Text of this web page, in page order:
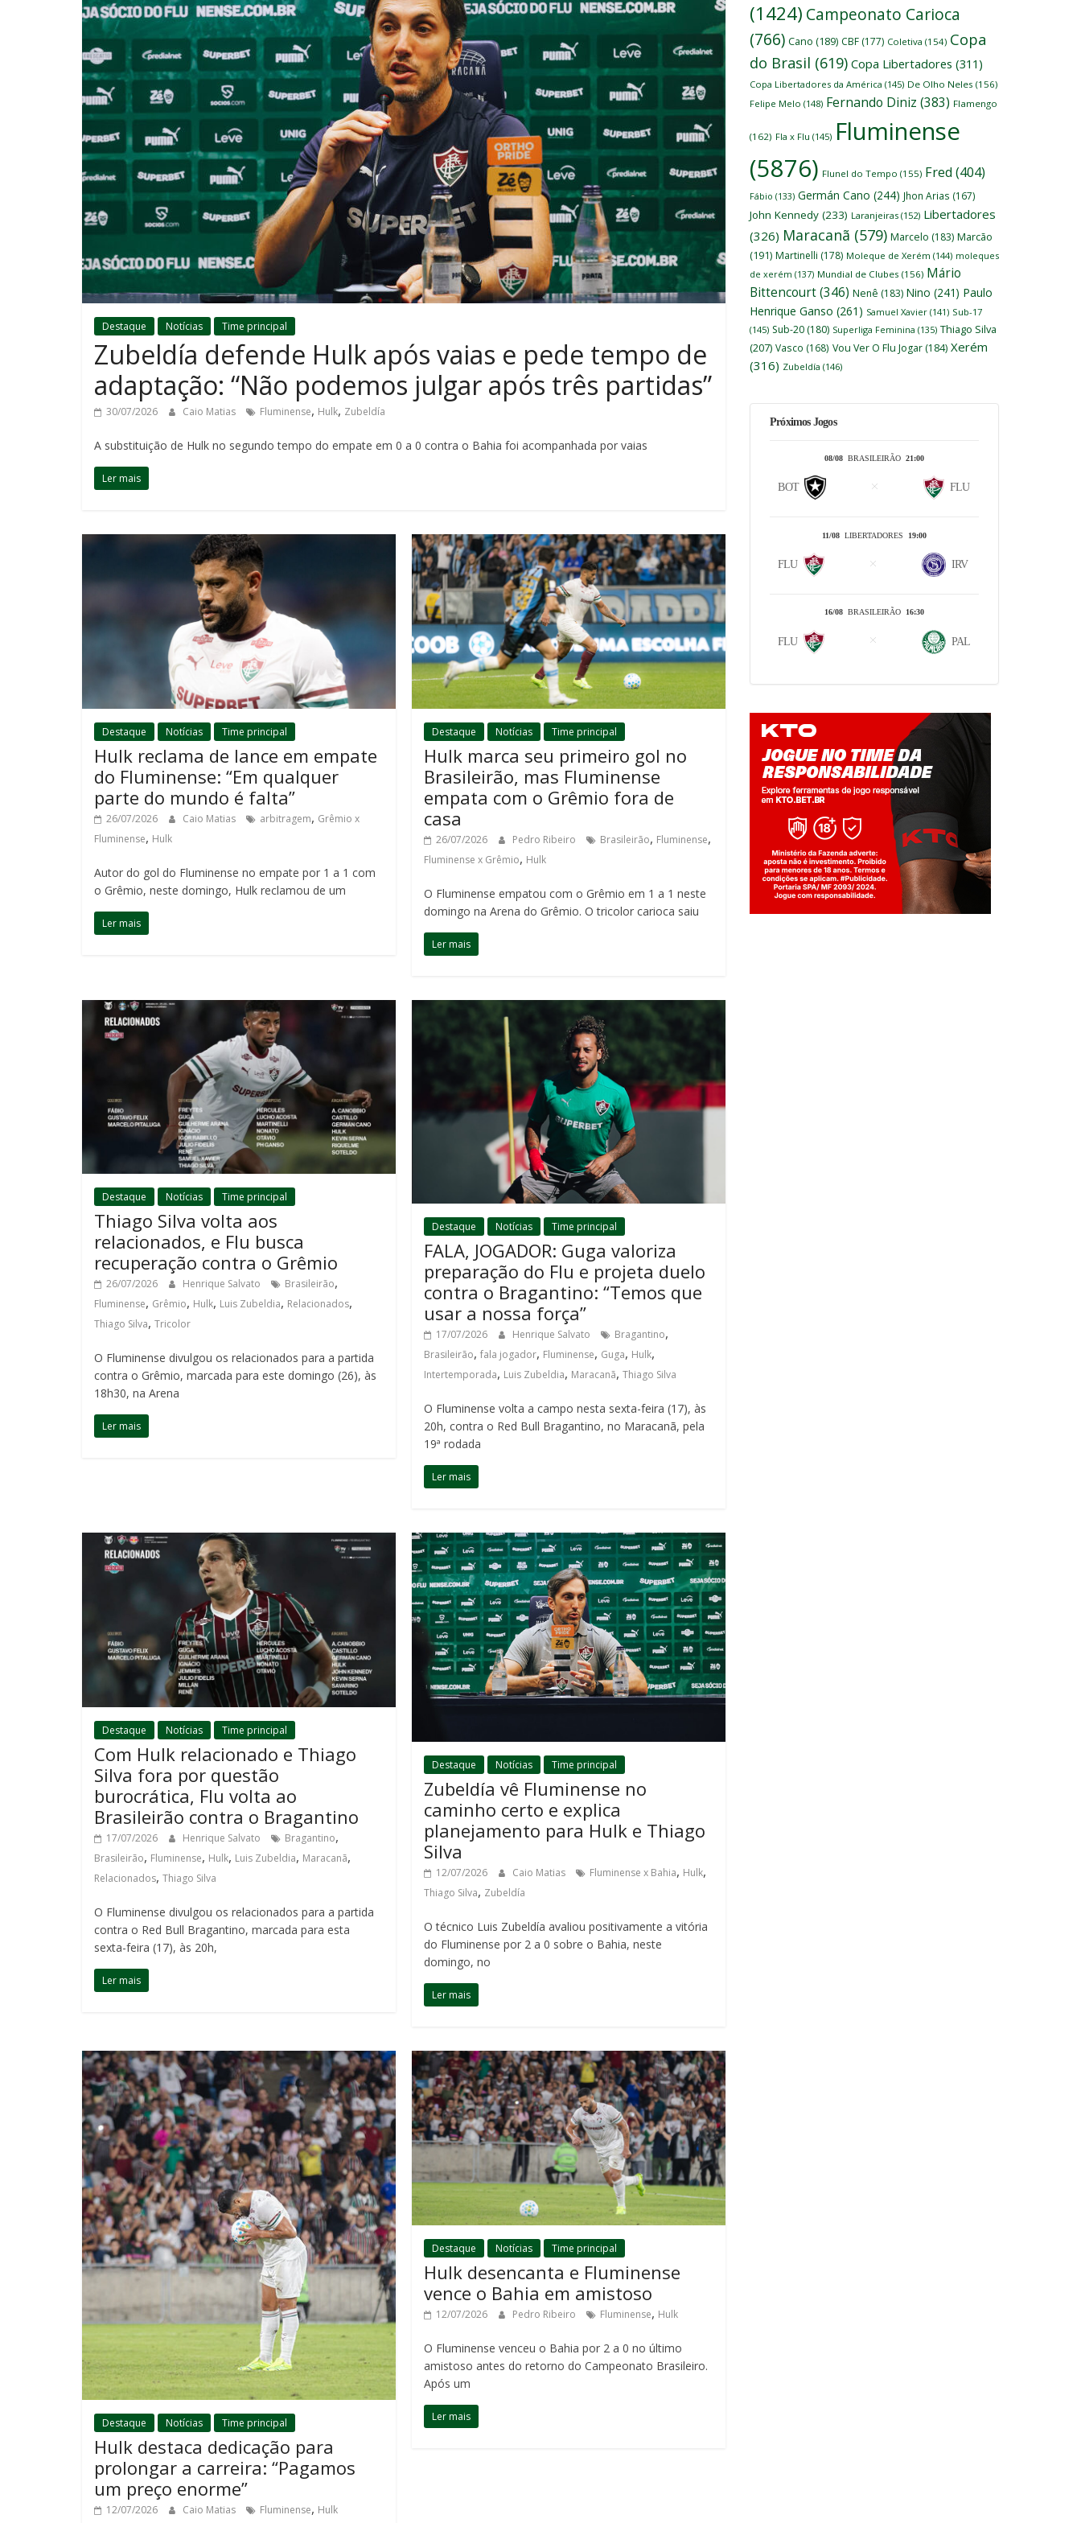
Destaque Notícias Time principal
Zubeldía defende Hulk após vaias e pede tempo de
adaptação: “Não podemos julgar após três partidas”
30/07/2026 Caio Matias Fluminense, Hulk, Zubeldía
A substituição de Hulk no segundo tempo do empate em 0 a 0 contra o Bahia foi acompanhada por vaias
Ler mais
Destaque Notícias Time principal
Hulk reclama de lance em empate
do Fluminense: “Em qualquer
parte do mundo é falta”
26/07/2026 Caio Matias arbitragem, Grêmio x
Fluminense, Hulk
Autor do gol do Fluminense no empate por 1 a 1 com
o Grêmio, neste domingo, Hulk reclamou de um
Ler mais
Destaque Notícias Time principal
Hulk marca seu primeiro gol no
Brasileirão, mas Fluminense
empata com o Grêmio fora de
casa
26/07/2026 Pedro Ribeiro Brasileirão, Fluminense,
Fluminense x Grêmio, Hulk
O Fluminense empatou com o Grêmio em 1 a 1 neste
domingo na Arena do Grêmio. O tricolor carioca saiu
Ler mais
Destaque Notícias Time principal
Thiago Silva volta aos
relacionados, e Flu busca
recuperação contra o Grêmio
26/07/2026 Henrique Salvato Brasileirão,
Fluminense, Grêmio, Hulk, Luis Zubeldia, Relacionados,
Thiago Silva, Tricolor
O Fluminense divulgou os relacionados para a partida
contra o Grêmio, marcada para este domingo (26), às
18h30, na Arena
Ler mais
Destaque Notícias Time principal
FALA, JOGADOR: Guga valoriza
preparação do Flu e projeta duelo
contra o Bragantino: “Temos que
usar a nossa força”
17/07/2026 Henrique Salvato Bragantino,
Brasileirão,fala jogador, Fluminense, Guga, Hulk,
Intertemporada, Luis Zubeldia, Maracanã,Thiago Silva
O Fluminense volta a campo nesta sexta-feira (17), às
20h, contra o Red Bull Bragantino, no Maracanã, pela
19ª rodada
Ler mais
Destaque Notícias Time principal
Com Hulk relacionado e Thiago
Silva fora por questão
burocrática, Flu volta ao
Brasileirão contra o Bragantino
17/07/2026 Henrique Salvato Bragantino,
Brasileirão, Fluminense, Hulk, Luis Zubeldia, Maracanã,
Relacionados, Thiago Silva
O Fluminense divulgou os relacionados para a partida
contra o Red Bull Bragantino, marcada para esta
sexta-feira (17), às 20h,
Ler mais
Destaque Notícias Time principal
Zubeldía vê Fluminense no
caminho certo e explica
planejamento para Hulk e Thiago
Silva
12/07/2026 Caio Matias Fluminense x Bahia, Hulk,
Thiago Silva, Zubeldía
O técnico Luis Zubeldía avaliou positivamente a vitória
do Fluminense por 2 a 0 sobre o Bahia, neste
domingo, no
Ler mais
Destaque Notícias Time principal
Hulk destaca dedicação para
prolongar a carreira: “Pagamos
um preço enorme”
12/07/2026 Caio Matias Fluminense, Hulk
Destaque Notícias Time principal
Hulk desencanta e Fluminense
vence o Bahia em amistoso
12/07/2026 Pedro Ribeiro Fluminense, Hulk
O Fluminense venceu o Bahia por 2 a 0 no último
amistoso antes do retorno do Campeonato Brasileiro.
Após um
Ler mais
(1424) Campeonato Carioca
(766) Cano (189) CBF (177) Coletiva (154) Copa
do Brasil (619) Copa Libertadores (311)
Copa Libertadores da América (145) De Olho Neles (156)
Felipe Melo (148) Fernando Diniz (383) Flamengo
(162) Fla x Flu (145) Fluminense
(5876) Flunel do Tempo (155) Fred (404)
Fábio (133) Germán Cano (244) Jhon Arias (167)
John Kennedy (233) Laranjeiras (152) Libertadores
(326) Maracanã (579) Marcelo (183) Marcão
(191) Martinelli (178) Moleque de Xerém (144) moleques
de xerém (137) Mundial de Clubes (156) Mário
Bittencourt(346) Nenê (183) Nino (241) Paulo
Henrique Ganso (261) Samuel Xavier (141) Sub-17
(145) Sub-20 (180) Superliga Feminina (135) Thiago Silva
(207) Vasco (168) Vou Ver O Flu Jogar (184) Xerém
(316) Zubeldía (146)
Próximos Jogos
08/08 BRASILEIRÃO 21:00
BOT FLU
11/08 LIBERTADORES 19:00
FLU IRV
16/08 BRASILEIRÃO 16:30
FLU PAL
Jogue com responsabilidade. 18+